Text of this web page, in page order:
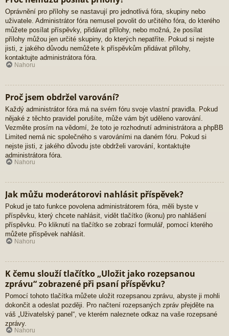
Oprávnění pro přílohy se nastavují pro jednotlivá fóra, skupiny nebo
uživatele. Administrátor fóra nemusel povolit do určitého fóra, do kterého
můžete posílat příspěvky, přidávat přílohy, nebo možná, že posílat
přílohy můžou jen určité skupiny, do kterých nepatříte. Pokud si nejste
jisti, z jakého důvodu nemůžete k příspěvkům přidávat přílohy,
kontaktujte administrátora fóra.
Nahoru
Proč jsem obdržel varování?
Každý administrátor fóra má na svém fóru svoje vlastní pravidla. Pokud
nějaké z těchto pravidel porušíte, může vám být uděleno varování.
Vezměte prosím na vědomí, že toto je rozhodnutí administrátora a phpBB
Limited nemá nic společného s varováními na daném fóru. Pokud si
nejste jisti, z jakého důvodu jste obdrželi varování, kontaktujte
administrátora fóra.
Nahoru
Jak můžu moderátorovi nahlásit příspěvek?
Pokud je tato funkce povolena administrátorem fóra, měli byste v
příspěvku, který chcete nahlásit, vidět tlačítko (ikonu) pro nahlášení
příspěvku. Po kliknutí na tlačítko se zobrazí formulář, pomocí kterého
můžete příspěvek nahlásit.
Nahoru
K čemu slouží tlačítko „Uložit jako rozepsanou
zprávu“ zobrazené při psaní příspěvku?
Pomocí tohoto tlačítka můžete uložit rozepsanou zprávu, abyste ji mohli
dokončit a odeslat později. Pro načtení rozepsaných zpráv přejděte na
váš „Uživatelský panel“, ve kterém naleznete odkaz na vaše rozepsané
zprávy.
Nahoru